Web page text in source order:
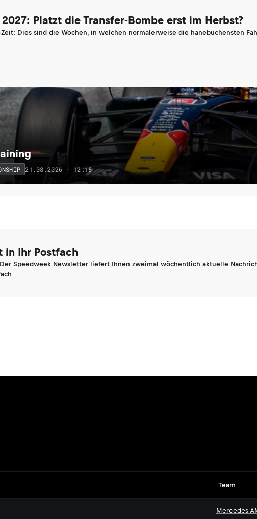
Platzt die Transfer-Bombe erst im Herbst?
Dies sind die Wochen, in welchen normalerweise die hanebüchensten
21.08.2026 - 12:15
in Ihr Postfach
Speedweek Newsletter liefert Ihnen zweimal wöchentlich aktuelle
Team
Mercedes-